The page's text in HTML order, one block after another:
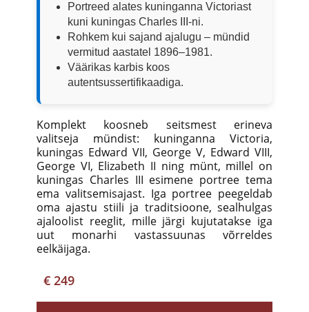
Portreed alates kuninganna Victoriast
kuni kuningas Charles III-ni.
Rohkem kui sajand ajalugu – mündid
vermitud aastatel 1896–1981.
Väärikas karbis koos
autentsussertifikaadiga.
Komplekt koosneb seitsmest erineva
valitseja mündist: kuninganna Victoria,
kuningas Edward VII, George V, Edward VIII,
George VI, Elizabeth II ning münt, millel on
kuningas Charles III esimene portree tema
ema valitsemisajast. Iga portree peegeldab
oma ajastu stiili ja traditsioone, sealhulgas
ajaloolist reeglit, mille järgi kujutatakse iga
uut monarhi vastassuunas võrreldes
eelkäijaga.
€ 249